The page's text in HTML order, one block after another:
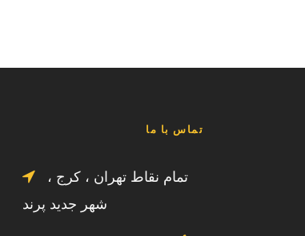
تماس با ما
شهر جدید پرند